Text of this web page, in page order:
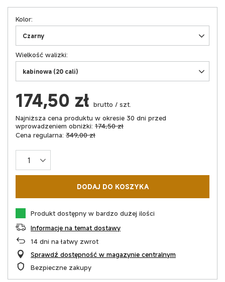
Kolor
Czarny
Wielkość walizki
kabinowa (20 cali)
174,50 zł brutto / szt.
Najniższa cena produktu w okresie 30 dni przed
wprowadzeniem obniżki: 174,50 zł
Cena regularna: 349,00 zł
DODAJ DO KOSZYKA
Produkt dostępny w bardzo dużej ilości
Informacje na temat dostawy
14 dni na łatwy zwrot
Sprawdź dostępność w magazynie centralnym
Bezpieczne zakupy